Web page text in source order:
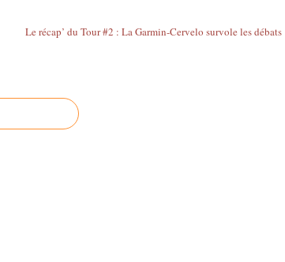
Le récap’ du Tour #2 : La Garmin-Cervelo survole les débats